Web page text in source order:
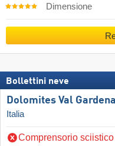
Dimensione
Bollettini neve
Dolomites Val Gardena
Italia
Comprensorio